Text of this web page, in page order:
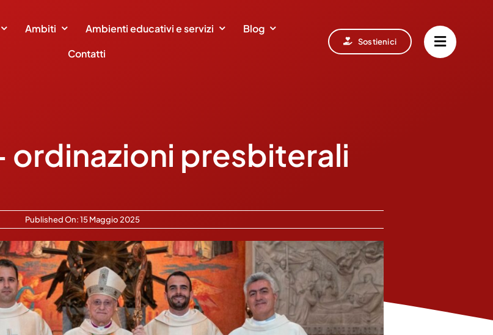
Ambiti Ambienti educativi e servizi
Blog
Contatti
Sostienici
ordinazioni presbiterali
Published On: 15 Maggio 2025